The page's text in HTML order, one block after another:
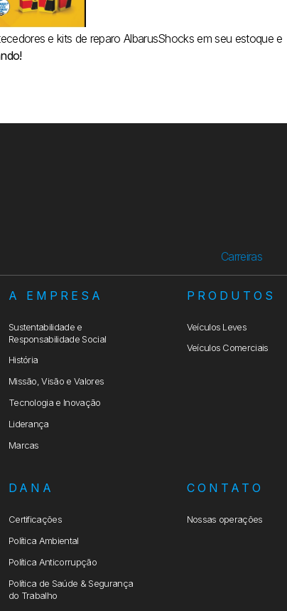
e kits de reparo AlbarusShocks em seu estoque e
Carreiras
A EMPRESA
Sustentabilidade e
Responsabilidade Social
História
Missão, Visão e Valores
Tecnologia e Inovação
Liderança
Marcas
PRODUTOS
Veículos Leves
Veículos Comerciais
DANA
Certificações
Política Ambiental
Política Anticorrupção
Política de Saúde & Segurança
do Trabalho
CONTATO
Nossas operações